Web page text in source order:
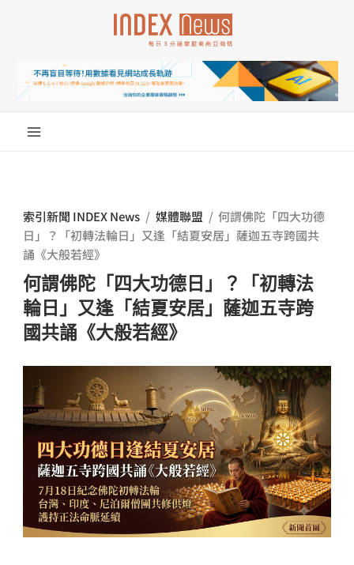
索引新聞 INDEX News / 媒體聯盟 / 何謂佛陀「四大功德
日」？「初轉法輪日」又逢「結夏安居」薩迦五寺跨國共
誦《大般若經》
何謂佛陀「四大功德日」？「初轉法
輪日」又逢「結夏安居」薩迦五寺跨
國共誦《大般若經》